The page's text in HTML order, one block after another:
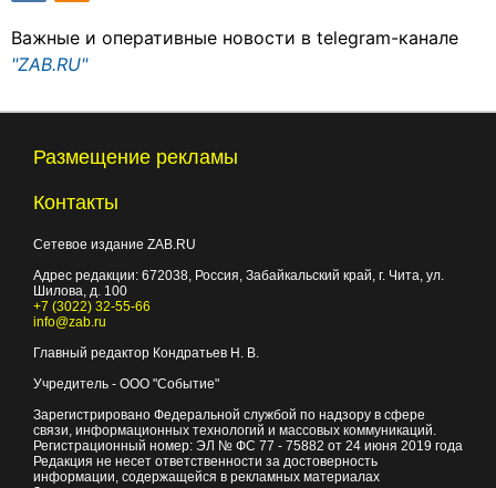
Важные и оперативные новости в telegram-канале
"ZAB.RU"
Размещение рекламы
Контакты
Сетевое издание ZAB.RU
Адрес редакции: 672038, Россия, Забайкальский край, г. Чита, ул.
Шилова, д. 100
+7 (3022) 32-55-66
info@zab.ru
Главный редактор Кондратьев Н. В.
Учредитель - ООО "Событие"
Зарегистрировано Федеральной службой по надзору в сфере
связи, информационных технологий и массовых коммуникаций.
Регистрационный номер: ЭЛ № ФС 77 - 75882 от 24 июня 2019 года
Редакция не несет ответственности за достоверность
информации, содержащейся в рекламных материалах